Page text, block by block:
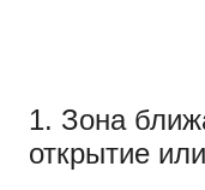
1. Зона
открытие